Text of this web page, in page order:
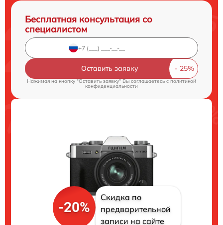
Бесплатная консультация со
специалистом
Оставить заявку
Нажимая на кнопку "Оставить заявку" Вы соглашаетесь c политикой
конфиденциальности
-20%
Скидка по
предварительной
записи на сайте